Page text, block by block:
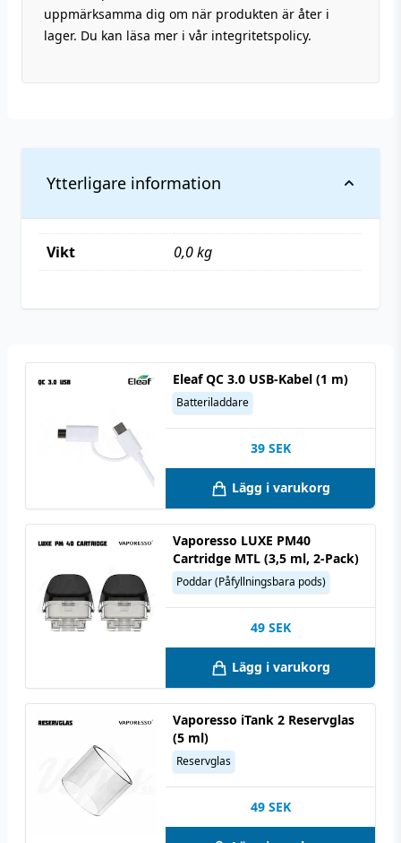
uppmärksamma dig om när produkten är åter i
lager. Du kan läsa mer i vår integritetspolicy.
Ytterligare information
Vikt 0,0 kg
Eleaf QC 3.0 USB-Kabel (1 m)
Batteriladdare
39 SEK
Lägg i varukorg
Vaporesso LUXE PM40
Cartridge MTL (3,5 ml, 2-Pack)
Poddar (Påfyllningsbara pods)
49 SEK
Lägg i varukorg
Vaporesso iTank 2 Reservglas
(5 ml)
Reservglas
49 SEK